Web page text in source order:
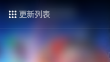
更新列表